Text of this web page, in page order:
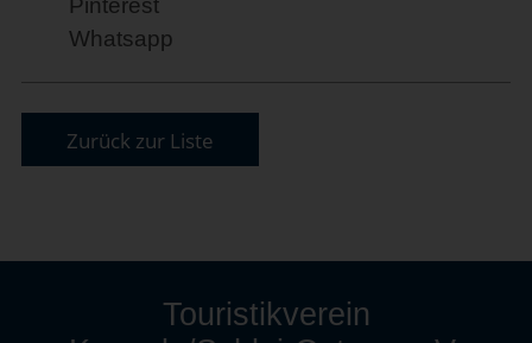
Whatsapp
Zurück zur Liste
Touristikverein